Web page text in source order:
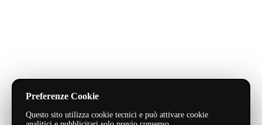
Preferenze Cookie
Questo sito utilizza cookie tecnici e può attivare cookie